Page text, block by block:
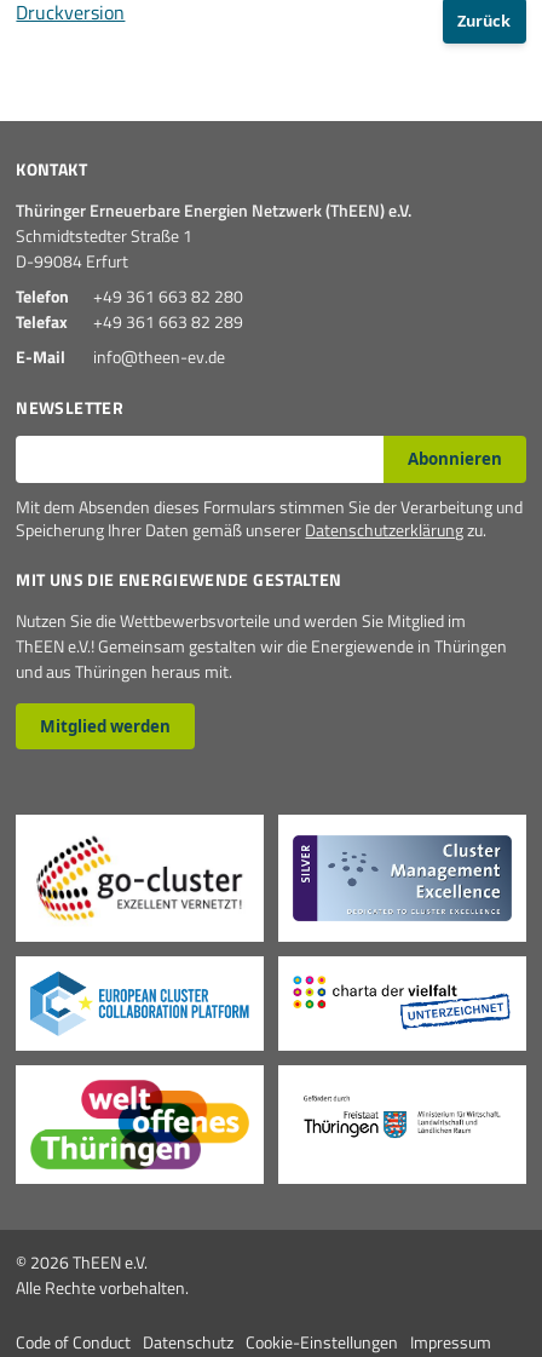
Druckversion Zurück
KONTAKT
Thüringer Erneuerbare Energien Netzwerk (ThEEN) e.V.
Schmidtstedter Straße 1
D-99084 Erfurt
Telefon
+49 361 663 82 280
Telefax
+49 361 663 82 289
E-Mail
info@theen-ev.de
NEWSLETTER
E-Mail* Abonnieren
Mit dem Absenden dieses Formulars stimmen Sie der Verarbeitung und
Speicherung Ihrer Daten gemäß unsererDatenschutzerklärungzu.
MIT UNS DIE ENERGIEWENDE GESTALTEN
Nutzen Sie die Wettbewerbsvorteile und werden Sie Mitglied im
ThEEN e.V.! Gemeinsam gestalten wir die Energiewende in Thüringen
und aus Thüringen heraus mit.
Mitglied werden
© 2026 ThEEN e.V.
Alle Rechte vorbehalten.
Code of Conduct Datenschutz Cookie-Einstellungen Impressum